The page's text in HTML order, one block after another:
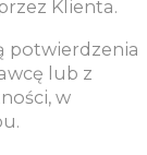
Klienta.
potwierdzenia
lub z
w